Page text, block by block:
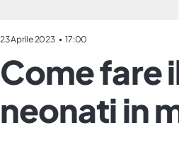
23 Aprile 2023 17:00
Come fare
neonati in